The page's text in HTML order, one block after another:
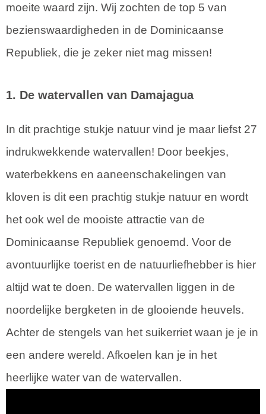
moeite waard zijn. Wij zochten de top 5 van
bezienswaardigheden in de Dominicaanse
Republiek, die je zeker niet mag missen!
1. De watervallen van Damajagua
In dit prachtige stukje natuur vind je maar liefst 27
indrukwekkende watervallen! Door beekjes,
waterbekkens en aaneenschakelingen van
kloven is dit een prachtig stukje natuur en wordt
het ook wel de mooiste attractie van de
Dominicaanse Republiek genoemd. Voor de
avontuurlijke toerist en de natuurliefhebber is hier
altijd wat te doen. De watervallen liggen in de
noordelijke bergketen in de glooiende heuvels.
Achter de stengels van het suikerriet waan je je in
een andere wereld. Afkoelen kan je in het
heerlijke water van de watervallen.